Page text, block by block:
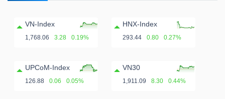
VN-Index
1,768.06 3.28 0.19%
HNX-Index
293.44 0.80 0.27%
UPCoM-Index
126.88 0.06 0.05%
VN30
1,911.09 8.30 0.44%